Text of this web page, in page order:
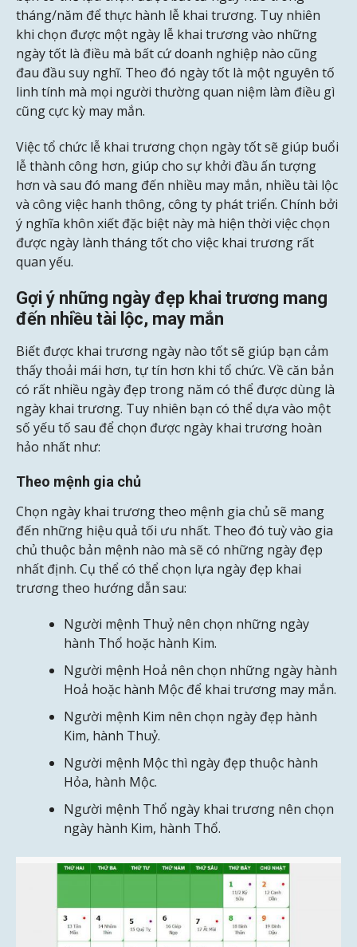
tháng/năm để thực hành lễ khai trương. Tuy nhiên
khi chọn được một ngày lễ khai trương vào những
ngày tốt là điều mà bất cứ doanh nghiệp nào cũng
đau đầu suy nghĩ. Theo đó ngày tốt là một nguyên tố
linh tính mà mọi người thường quan niệm làm điều gì
cũng cực kỳ may mắn.
Việc tổ chức lễ khai trương chọn ngày tốt sẽ giúp buổi
lễ thành công hơn, giúp cho sự khởi đầu ấn tượng
hơn và sau đó mang đến nhiều may mắn, nhiều tài lộc
và công việc hanh thông, công ty phát triển. Chính bởi
ý nghĩa khôn xiết đặc biệt này mà hiện thời việc chọn
được ngày lành tháng tốt cho việc khai trương rất
quan yếu.
Gợi ý những ngày đẹp khai trương mang
đến nhiều tài lộc, may mắn
Biết được khai trương ngày nào tốt sẽ giúp bạn cảm
thấy thoải mái hơn, tự tín hơn khi tổ chức. Về căn bản
có rất nhiều ngày đẹp trong năm có thể được dùng là
ngày khai trương. Tuy nhiên bạn có thể dựa vào một
số yếu tố sau để chọn được ngày khai trương hoàn
hảo nhất như:
Theo mệnh gia chủ
Chọn ngày khai trương theo mệnh gia chủ sẽ mang
đến những hiệu quả tối ưu nhất. Theo đó tuỳ vào gia
chủ thuộc bản mệnh nào mà sẽ có những ngày đẹp
nhất định. Cụ thể có thể chọn lựa ngày đẹp khai
trương theo hướng dẫn sau:
Người mệnh Thuỷ nên chọn những ngày
hành Thổ hoặc hành Kim.
Người mệnh Hoả nên chọn những ngày hành
Hoả hoặc hành Mộc để khai trương may mắn.
Người mệnh Kim nên chọn ngày đẹp hành
Kim, hành Thuỷ.
Người mệnh Mộc thì ngày đẹp thuộc hành
Hỏa, hành Mộc.
Người mệnh Thổ ngày khai trương nên chọn
ngày hành Kim, hành Thổ.